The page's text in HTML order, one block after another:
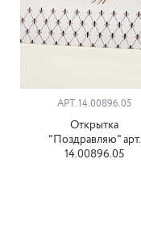
АРТ. 14.00896.05
Открытка
"Поздравляю" арт.
14.00896.05